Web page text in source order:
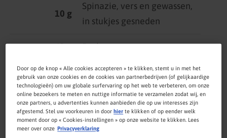
10 g
Spinazie, vers en gewassen,
in stukjes gesneden
63 g Bosbessen, vers
38 g Kikkererwten, gekookt
STANDAARD
RECEPT
Door op de knop « Alle cookies accepteren » te klikken, stemt u in met het
gebruik van onze cookies en de cookies van partnerbedrijven (of gelijkaardige
technologieën) om uw globale surfervaring op het web te verbeteren, om onze
online bezoekers te meten en nuttige informatie te verzamelen zodat wij, en
onze partners, u advertenties kunnen aanbieden die op uw interesses zijn
afgestemd. Stel uw voorkeuren in doorhier te klikken of op eender welk
moment door op « Cookies-instellingen » op onze website te klikken. Lees
meer over onze Privacyverklaring